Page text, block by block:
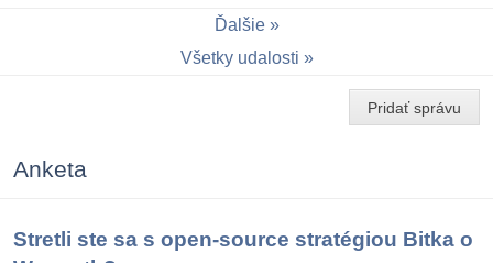
Ďalšie
Všetky udalosti
Pridať správu
Anketa
Stretli ste sa s open-source stratégiou Bitka o